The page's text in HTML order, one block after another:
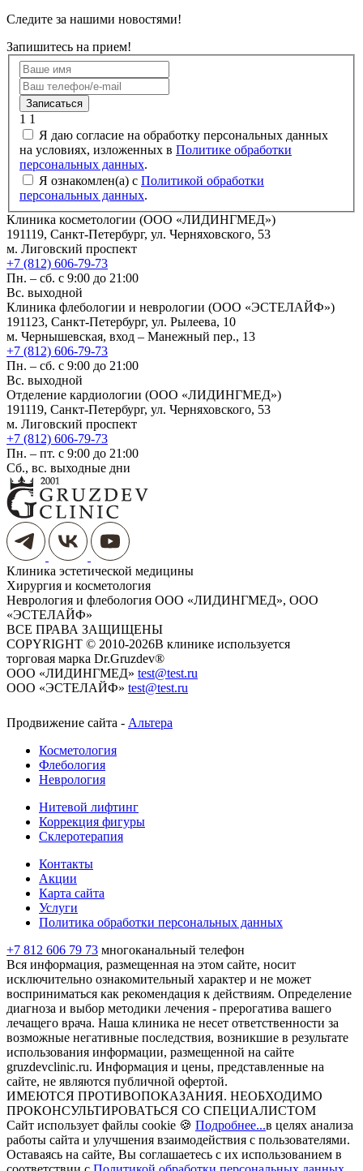
Следите за нашими новостями!
Запишитесь на прием!
Записаться
1 1
на условиях, изложенных в Политике обработки
персональных данных.
Я ознакомлен(а) с Политикой обработки
персональных данных.
Клиника косметологии (ООО «ЛИДИНГМЕД»)
191119, Санкт-Петербург, ул. Черняховского, 53
м. Лиговский проспект
+7 (812) 606-79-73
Пн. – сб. с 9:00 до 21:00
Вс. выходной
Клиника флебологии и неврологии (ООО «ЭСТЕЛАЙФ»)
191123, Санкт-Петербург, ул. Рылеева, 10
м. Чернышевская, вход – Манежный пер., 13
+7 (812) 606-79-73
Пн. – сб. с 9:00 до 21:00
Вс. выходной
Отделение кардиологии (ООО «ЛИДИНГМЕД»)
191119, Санкт-Петербург, ул. Черняховского, 53
м. Лиговский проспект
+7 (812) 606-79-73
Пн. – пт. с 9:00 до 21:00
Сб., вс. выходные дни
Клиника эстетической медицины
Хирургия и косметология
Неврология и флебология ООО «ЛИДИНГМЕД», ООО
«ЭСТЕЛАЙФ»
ВСЕ ПРАВА ЗАЩИЩЕНЫ
COPYRIGHT © 2010-2026​​​​​​​В клинике используется
торговая марка Dr.Gruzdev®
ООО «ЛИДИНГМЕД» test@test.ru
ООО «ЭСТЕЛАЙФ» test@test.ru
Продвижение сайта - Альтера
Косметология
Флебология
Неврология
Нитевой лифтинг
Коррекция фигуры
Склеротерапия
Контакты
Акции
Карта сайта
Услуги
Политика обработки персональных данных
+7 812 606 79 73 многоканальный телефон
Вся информация, размещенная на этом сайте, носит
исключительно ознакомительный характер и не может
восприниматься как рекомендация к действиям. Определение
диагноза и выбор методики лечения - прерогатива вашего
лечащего врача. Наша клиника не несет ответственности за
возможные негативные последствия, возникшие в результате
использования информации, размещенной на сайте
gruzdevclinic.ru. Информация и цены, представленные на
сайте, не являются публичной офертой.
ИМЕЮТСЯ ПРОТИВОПОКАЗАНИЯ. НЕОБХОДИМО
ПРОКОНСУЛЬТИРОВАТЬСЯ СО СПЕЦИАЛИСТОМ
Сайт использует файлы cookie 🍪 Подробнее...в целях анализа
работы сайта и улучшения взаимодействия с пользователями.
Оставаясь на сайте, Вы соглашаетесь с их использованием в